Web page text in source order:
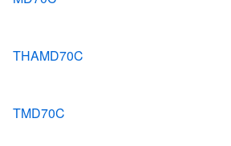
THAMD70C
TMD70C